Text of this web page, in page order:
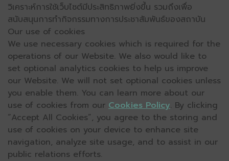
วิเคราะห์การใช้เว็บไซต์มีประสิทธิภาพยิ่งขึ้น รวมถึงเพื่อ
สนับสนุนการทำกิจกรรมทางการประชาสัมพันธ์ของสถาบัน
Our use of cookies
We use necessary cookies which is required for the
operations of our Website. We also would like to
set optional analytics cookies to help us improve
our Website. We will not set optional cookies unless
you enable them. You can learn more about our
use of cookies from our Cookies Policy. By clicking
“Accept All Cookies”, you agree to the storing and
use of cookies on your device to enhance site
navigation, analyze site usage, and to assist in our
public relations efforts.